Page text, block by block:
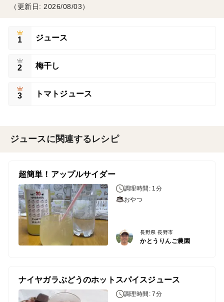
（更新日: 2026/08/03）
1 ジュース
2 梅干し
3 トマトジュース
ジュースに関連するレシピ
超簡単！アップルサイダー
調理時間: 1分
おやつ
長野県 長野市
かとうりんご農園
ナイヤガラぶどうのホットスパイスジュース
調理時間: 7分